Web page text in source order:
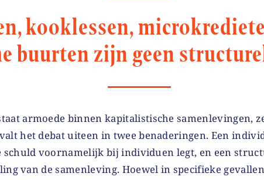
kooklessen,
buurten zijn geen
armoede binnen kapitalistische samenlevingen,
het debat uiteen in twee benaderingen. Een
schuld voornamelijk bij individuen legt, en een
van de samenleving. Hoewel in specifieke